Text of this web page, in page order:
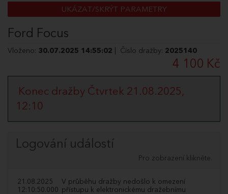
UKÁZAT/SKRÝT PARAMETRY
Ford Focus
Vloženo: 30.07.2025 14:55:02 | Číslo dražby: 2025140
4 100 Kč
Konec dražby Čtvrtek 21.08.2025,
12:10
Logování událostí
Pro zobrazení klikněte.
21.08.2025
12:10:50.000
V průběhu dražby nedošlo k omezení
přístupu k elektronickému dražebnímu